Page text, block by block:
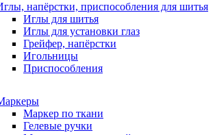
напёрстки, приспособления для шитья
Иглы для шитья
Иглы для установки глаз
Грейфер, напёрстки
Игольницы
Приспособления
Маркер по ткани
Гелевые ручки